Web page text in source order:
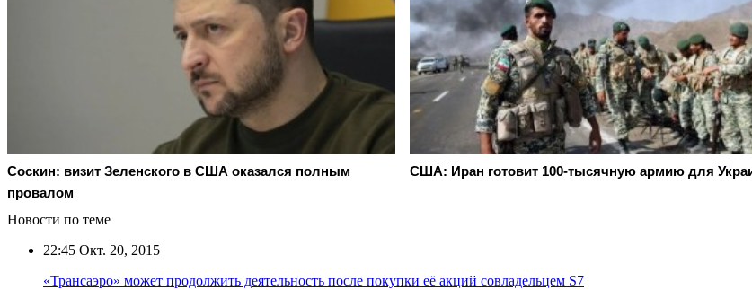
Соскин: визит Зеленского в США оказался полным
провалом
США: Иран готовит 100-тысячную армию для
Новости по теме
22:45 Окт. 20, 2015
«Трансаэро» может продолжить деятельность после покупки её акций совладельцем S7